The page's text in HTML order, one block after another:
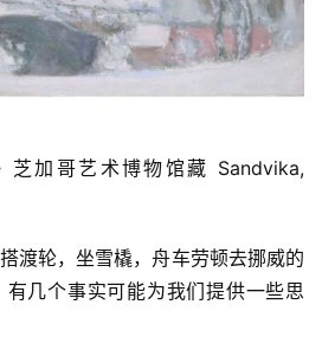
芝加哥艺术博物馆藏 Sandvika,
渡轮，坐雪橇，舟车劳顿去挪威的
几个事实可能为我们提供一些思